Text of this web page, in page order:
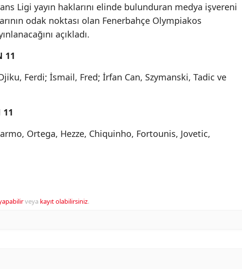
Ligi yayın haklarını elinde bulunduran medya işvereni
odak noktası olan Fenerbahçe Olympiakos
açıkladı.
11
Ferdi; İsmail, Fred; İrfan Can, Szymanski, Tadic ve
11
Ortega, Hezze, Chiquinho, Fortounis, Jovetic,
veya kayıt olabilirsiniz.